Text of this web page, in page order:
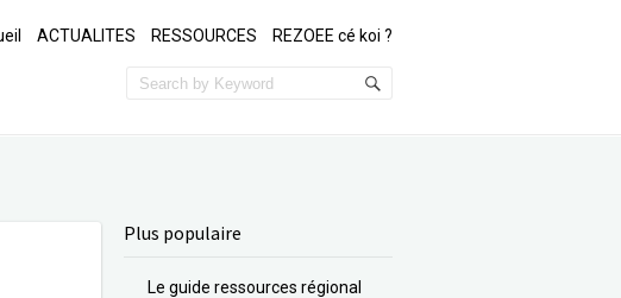
ACTUALITES RESSOURCES REZOEE cé koi ?
Plus populaire
Le guide ressources régional